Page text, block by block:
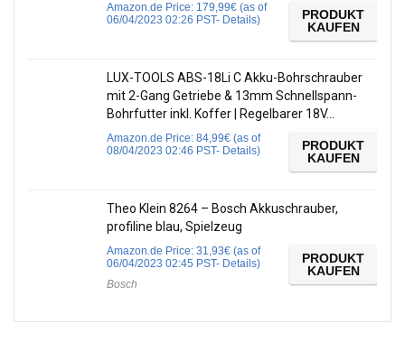
Amazon.de Price: 179,99€ (as of
06/04/2023 02:26 PST- Details)
PRODUKT
KAUFEN
LUX-TOOLS ABS-18Li C Akku-Bohrschrauber
mit 2-Gang Getriebe & 13mm Schnellspann-
Bohrfutter inkl. Koffer | Regelbarer 18V…
Amazon.de Price: 84,99€ (as of
08/04/2023 02:46 PST- Details)
PRODUKT
KAUFEN
Theo Klein 8264 – Bosch Akkuschrauber,
profiline blau, Spielzeug
Amazon.de Price: 31,93€ (as of
06/04/2023 02:45 PST- Details)
Bosch
PRODUKT
KAUFEN